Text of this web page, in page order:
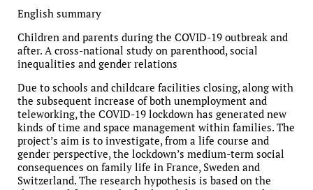
English summary
Children and parents during the COVID-19 outbreak and
after. A cross-national study on parenthood, social
inequalities and gender relations
Due to schools and childcare facilities closing, along with
the subsequent increase of both unemployment and
teleworking, the COVID-19 lockdown has generated new
kinds of time and space management within families. The
project’s aim is to investigate, from a life course and
gender perspective, the lockdown’s medium-term social
consequences on family life in France, Sweden and
Switzerland. The research hypothesis is based on the